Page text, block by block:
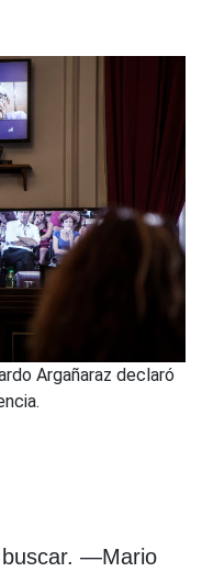
Argañaraz declaró
—Mario